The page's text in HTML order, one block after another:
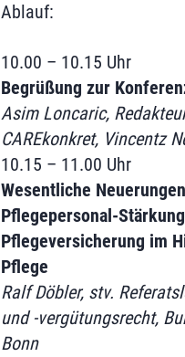
Ablauf:
10.00 – 10.15 Uhr
Begrüßung zur
Asim Loncaric,
CAREkonkret, Vincentz
10.15 – 11.00 Uhr
Wesentliche
Pflegepersonal-
Pflegeversicherung im
Pflege
Ralf Döbler, stv.
und -vergütungsrecht,
Bonn